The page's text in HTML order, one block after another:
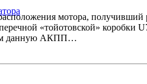
мотора, получивший
«тойотовской» коробки
данную АКПП…